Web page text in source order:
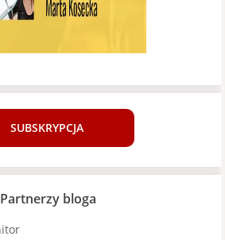
SUBSKRYPCJA
Partnerzy bloga